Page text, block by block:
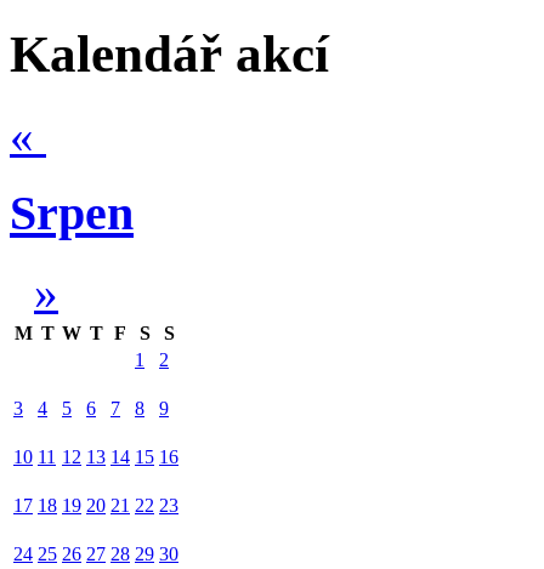
Kalendář akcí
«
Srpen
»
M T W T F S
S
1
2
3 4 5 6 7 8 9
10 11 12 13 14 15 16
17 18 19 20 21 22 23
24 25 26 27 28 29 30